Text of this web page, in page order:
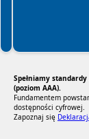
Spełniamy
(poziom AAA).
Fundamentem
dostępności cyfrowej.
Zapoznaj się